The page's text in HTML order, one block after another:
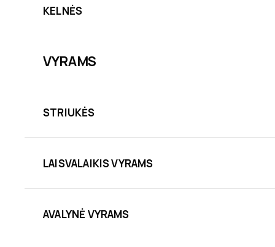
KELNĖS
VYRAMS
STRIUKĖS
LAISVALAIKIS VYRAMS
AVALYNĖ VYRAMS